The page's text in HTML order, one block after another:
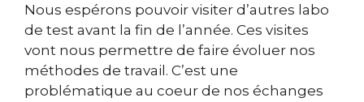
Nous espérons pouvoir visiter d’autres labo
de test avant la fin de l’année. Ces visites
vont nous permettre de faire évoluer nos
méthodes de travail. C’est une
problématique au coeur de nos échanges